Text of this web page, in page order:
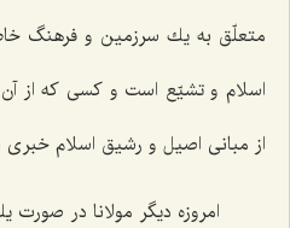
متعلّق به يك سرزمين و فرهنگ
اسلام و تشيّع است و كسى كه از
از مبانى اصيل و رشيق اسلام
امروزه ديگر مولانا در